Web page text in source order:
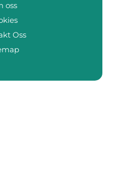
oss
Oss